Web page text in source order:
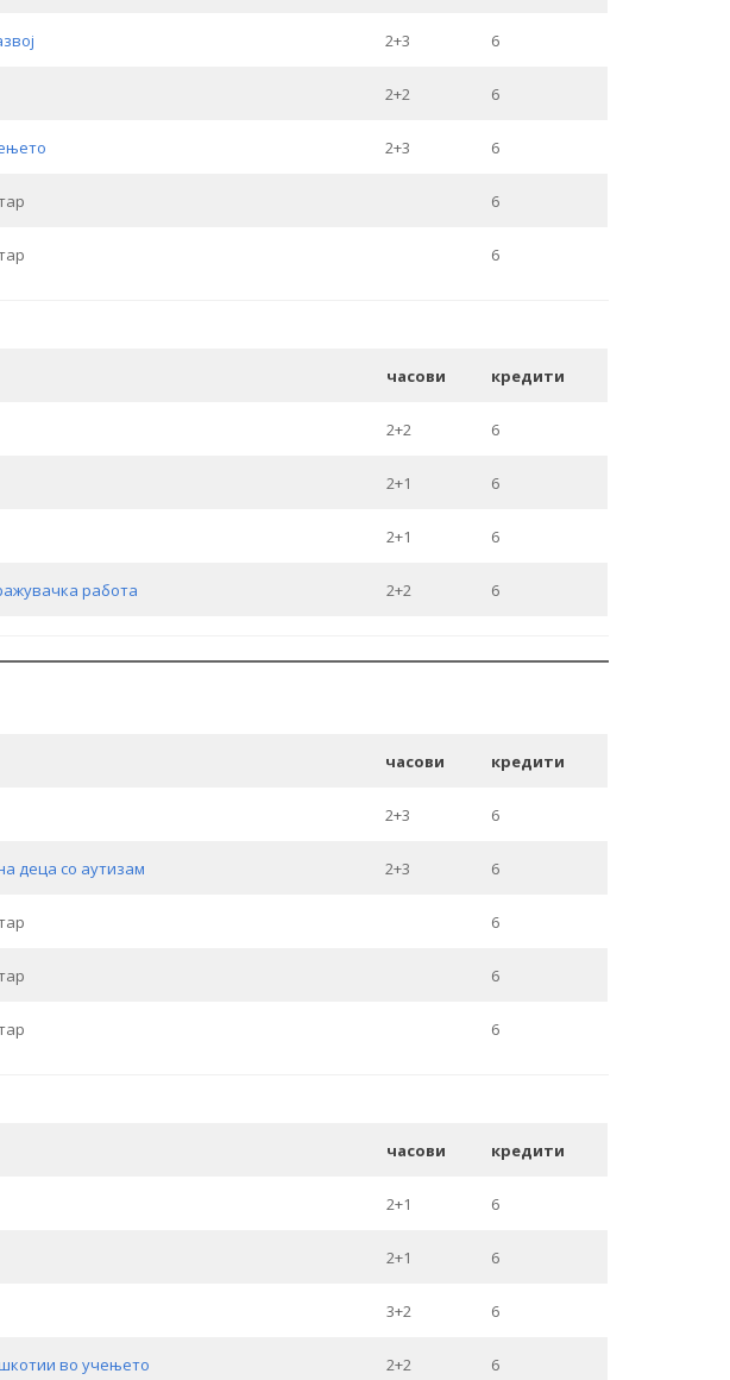
2+3 6
2+2 6
2+3 6
6
6
часови кредити
2+2 6
2+1 6
2+1 6
работа 2+2 6
часови кредити
2+3 6
деца со аутизам 2+3 6
6
6
6
часови кредити
2+1 6
2+1 6
3+2 6
во учењето 2+2 6